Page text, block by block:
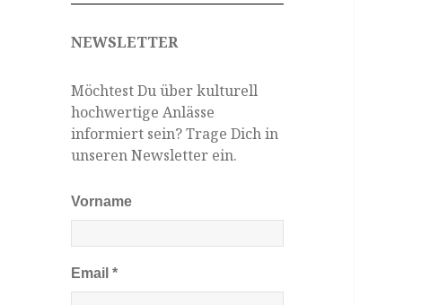
NEWSLETTER
Möchtest Du über kulturell
hochwertige Anlässe
informiert sein? Trage Dich in
unseren Newsletter ein.
Vorname
Email*